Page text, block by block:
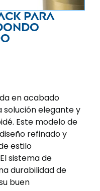
para
en acabado
elegante y
Este modelo de
refinado y
estilo
sistema de
durabilidad de
buen